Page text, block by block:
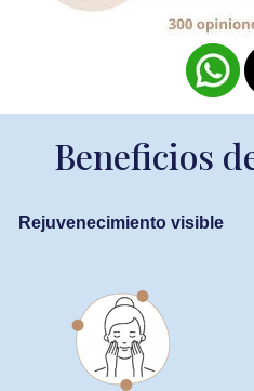
Beneficios
Rejuvenecimiento visible